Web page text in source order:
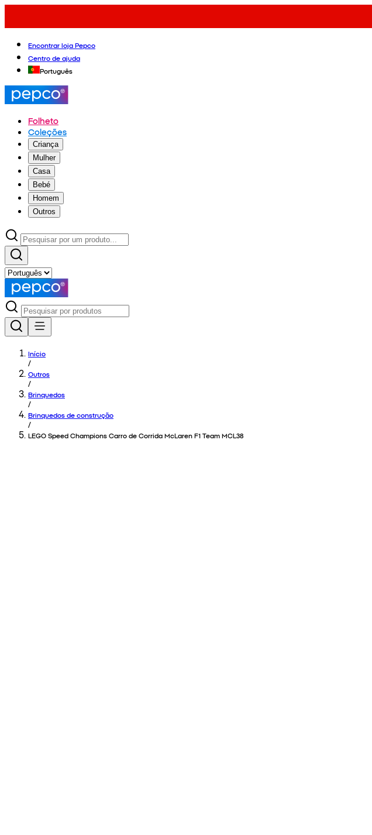
Encontrar loja Pepco
Centro de ajuda
Português
Folheto
Coleções
Criança
Mulher
Casa
Bebé
Homem
Outros
Início
/
Outros
/
Brinquedos
/
Brinquedos de construção
/
LEGO Speed Champions Carro de Corrida McLaren F1 Team MCL38